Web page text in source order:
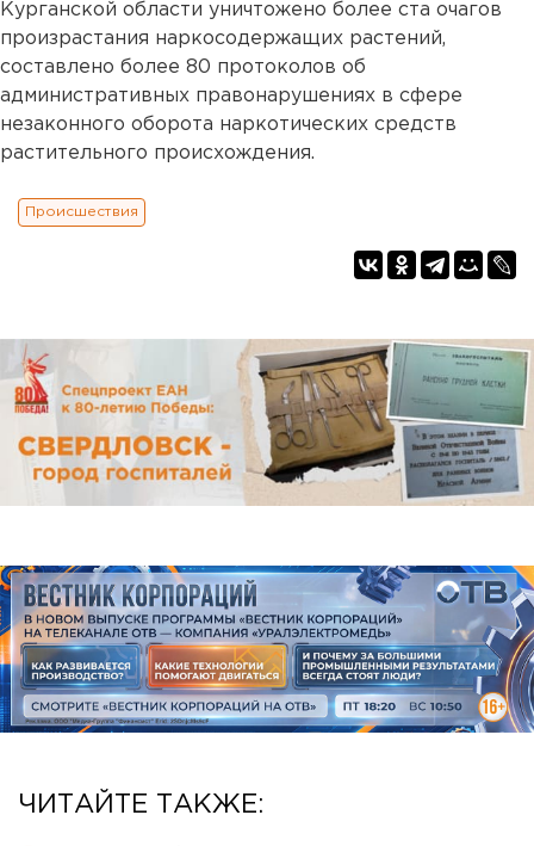
Курганской области уничтожено более ста очагов
произрастания наркосодержащих растений,
составлено более 80 протоколов об
административных правонарушениях в сфере
незаконного оборота наркотических средств
растительного происхождения.
Происшествия
ЧИТАЙТЕ ТАКЖЕ: